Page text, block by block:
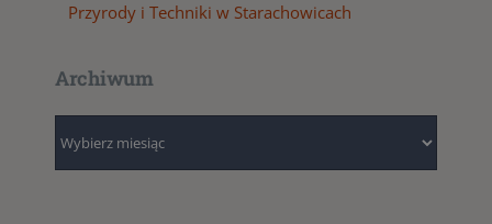
Przyrody i Techniki w Starachowicach
Archiwum